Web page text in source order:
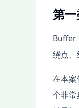
第
Buffer
绕点、
在本
个非